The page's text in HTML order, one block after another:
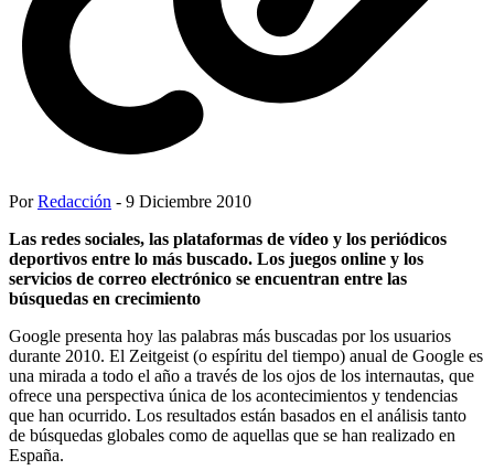
PorRedacción - 9 Diciembre 2010
Las redes sociales, las plataformas de vídeo y los periódicos
deportivos entre lo más buscado. Los juegos online y los
servicios de correo electrónico se encuentran entre las
búsquedas en crecimiento
Google presenta hoy las palabras más buscadas por los usuarios
durante 2010. El Zeitgeist (o espíritu del tiempo) anual de Google es
una mirada a todo el año a través de los ojos de los internautas, que
ofrece una perspectiva única de los acontecimientos y tendencias
que han ocurrido. Los resultados están basados en el análisis tanto
de búsquedas globales como de aquellas que se han realizado en
España.